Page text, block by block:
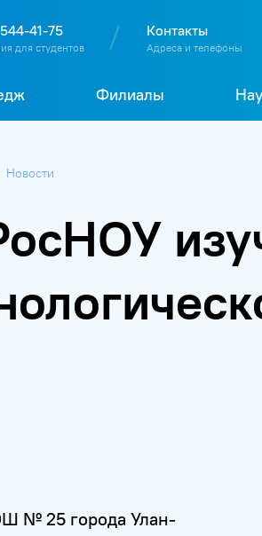
О Т
41-75
для студентов
Контакты
Адреса и телефоны
Филиалы
Новости
№ 25 города Улан-